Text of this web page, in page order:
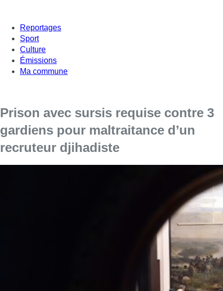
Reportages
Sport
Culture
Émissions
Ma commune
Prison avec sursis requise contre 3
gardiens pour maltraitance d’un
recruteur djihadiste